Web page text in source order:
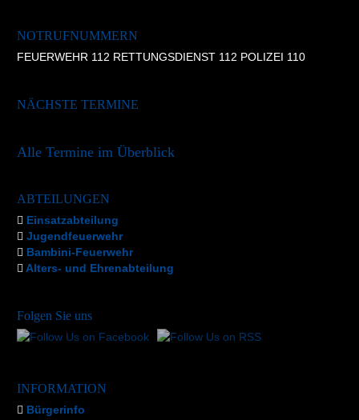
NOTRUFNUMMERN
FEUERWEHR 112 RETTUNGSDIENST 112 POLIZEI 110
NÄCHSTE TERMINE
Alle Termine im Überblick
ABTEILUNGEN
Einsatzabteilung
Jugendfeuerwehr
Bambini-Feuerwehr
Alters- und Ehrenabteilung
Folgen Sie uns
INFORMATION
Bürgerinfo